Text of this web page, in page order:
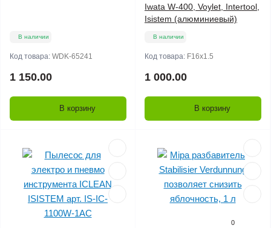
В наличии
Код товара: WDK-65241
1 150.00
В корзину
Iwata W-400, Voylet, Intertool,
Isistem (алюминиевый)
В наличии
Код товара: F16х1.5
1 000.00
В корзину
0